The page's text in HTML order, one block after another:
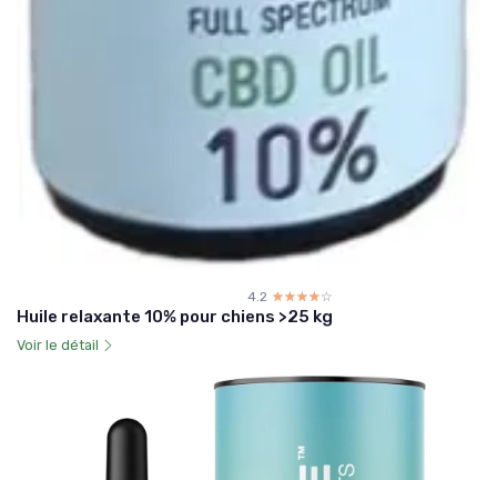
4.2 ☆☆☆☆☆
★★★★★
Huile relaxante 10% pour chiens >25 kg
Voir le détail